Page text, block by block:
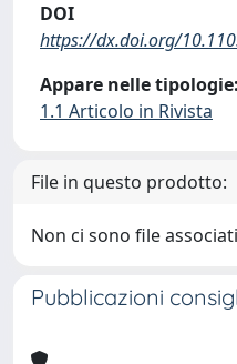
DOI
https://dx.doi.org/
Appare nelle tipologie:
1.1 Articolo in Rivista
File in questo prodotto:
Non ci sono file
Pubblicazioni